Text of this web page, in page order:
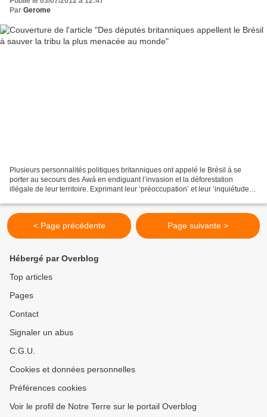
Par Gerome
Plusieurs personnalités politiques britanniques ont appelé le Brésil à se
porter au secours des Awá en endiguant l’invasion et la déforestation
illégale de leur territoire. Exprimant leur ‘préoccupation’ et leur ‘inquiétude’
< Page précédente Page suivante >
Hébergé par Overblog
Top articles
Pages
Contact
Signaler un abus
C.G.U.
Cookies et données personnelles
Préférences cookies
Voir le profil de Notre Terre sur le portail Overblog